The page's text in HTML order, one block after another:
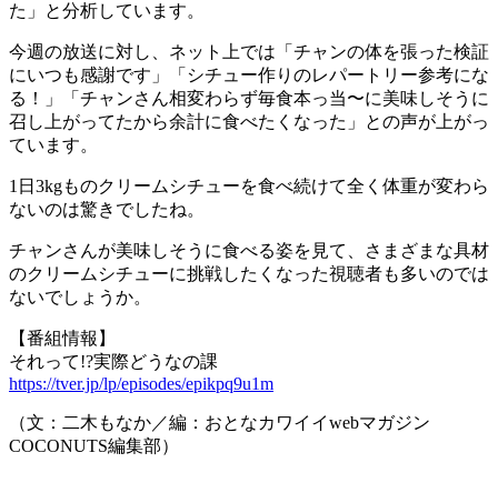
た」と分析しています。
今週の放送に対し、ネット上では「チャンの体を張った検証
にいつも感謝です」「シチュー作りのレパートリー参考にな
る！」「チャンさん相変わらず毎食本っ当〜に美味しそうに
召し上がってたから余計に食べたくなった」との声が上がっ
ています。
1日3kgものクリームシチューを食べ続けて全く体重が変わら
ないのは驚きでしたね。
チャンさんが美味しそうに食べる姿を見て、さまざまな具材
のクリームシチューに挑戦したくなった視聴者も多いのでは
ないでしょうか。
【番組情報】
それって!?実際どうなの課
https://tver.jp/lp/episodes/epikpq9u1m
（文：二木もなか／編：おとなカワイイwebマガジン
COCONUTS編集部）